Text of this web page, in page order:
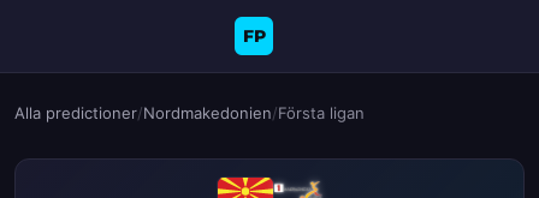
FP
Alla predictioner/Nordmakedonien/Första ligan